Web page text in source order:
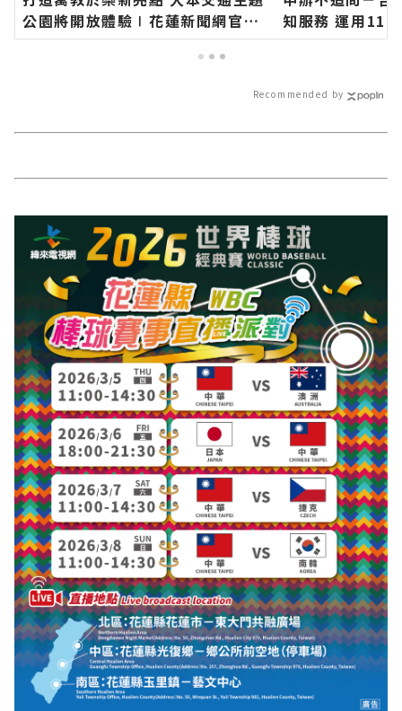
公園將開放體驗∣花蓮新聞網官方
網站各類新聞－最快速的今日新聞
知服務 運用111
平臺 提升便民
Recommended by